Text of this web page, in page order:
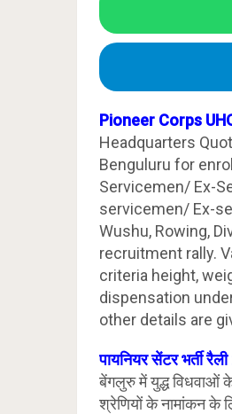
Pioneer Corps
Headquarters
Benguluru for
Servicemen/ Ex-
servicemen/ Ex-
Wushu, Rowing,
recruitment rally.
criteria height,
dispensation
other details are
पायनियर सेंटर भर्ती
बेंगलुरु में युद्ध विधवाओं
श्रेणियों के नामांकन के